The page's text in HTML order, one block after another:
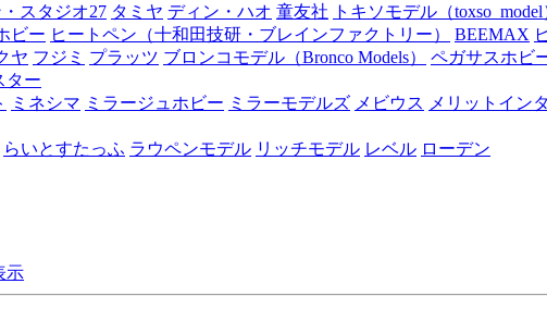
スタジオ27 タミヤ ディン・ハオ 童友社 トキソモデル（toxso_model
ビー ヒートペン（十和田技研・ブレインファクトリー） BEEMAX
ヤ フジミ プラッツ ブロンコモデル（Bronco Models） ペガサスホビ
ター
ミネシマ ミラージュホビー ミラーモデルズ メビウス メリットイン
らいとすたっふ ラウペンモデル リッチモデル レベル ローデン
示